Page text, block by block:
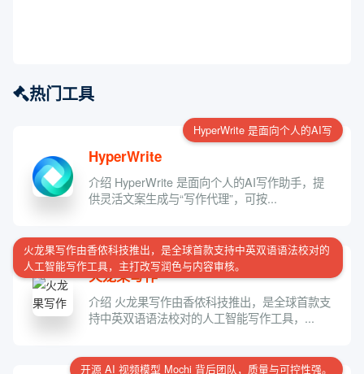
热门工具
HyperWrite 是面向个人的AI写
HyperWrite
介绍 HyperWrite 是面向个人的AI写作助手，提
供灵活文案生成与“写作代理”，可按...
火龙果写作由香侬科技推出，是全球首款支持中英双语语法校对的
人工智能写作工具，主打改写润色与内容审核。
火龙果写作
介绍 火龙果写作由香侬科技推出，是全球首款支
持中英双语语法校对的人工智能写作工具，...
开源 AI 视频模型 Mochi 背后团队，质量与可控性强。